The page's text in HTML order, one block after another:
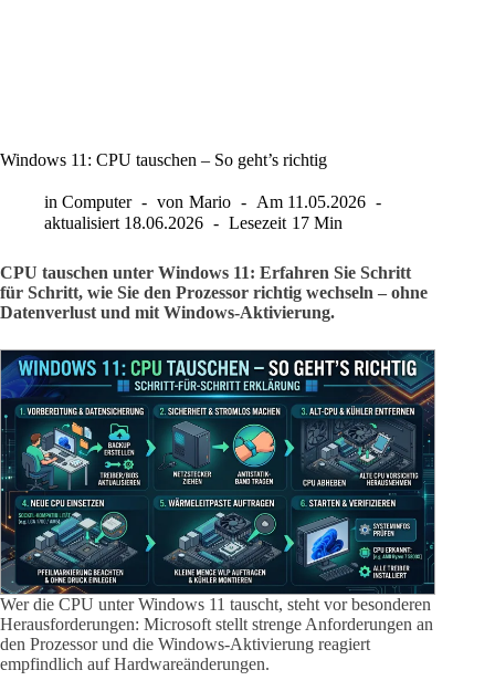
Windows 11: CPU tauschen – So geht’s richtig
in Computer von Mario Am 11.05.2026
aktualisiert 18.06.2026 Lesezeit 17 Min
CPU tauschen unter Windows 11: Erfahren Sie Schritt
für Schritt, wie Sie den Prozessor richtig wechseln – ohne
Datenverlust und mit Windows-Aktivierung.
Wer die CPU unter Windows 11 tauscht, steht vor besonderen
Herausforderungen: Microsoft stellt strenge Anforderungen an
den Prozessor und die Windows-Aktivierung reagiert
empfindlich auf Hardwareänderungen.